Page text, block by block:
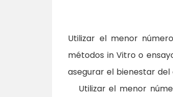
Utilizar el menor
métodos in Vitro o
asegurar el bienestar del
Utilizar el menor